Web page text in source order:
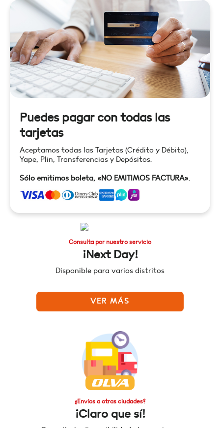
Puedes pagar con todas las
tarjetas
Aceptamos todas las Tarjetas (Crédito y Débito),
Yape, Plin, Transferencias y Depósitos.
Sólo emitimos boleta, «NO EMITIMOS FACTURA».
Consulta por nuestro servicio
¡Next Day!
Disponible para varios distritos
VER MÁS
¿Envíos a otras ciudades?
¡Claro que sí!